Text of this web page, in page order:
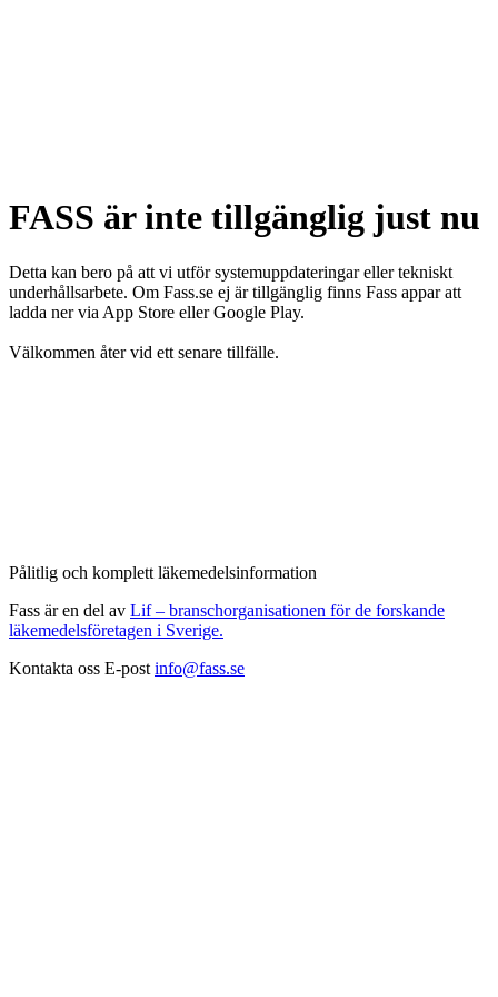
FASS är inte tillgänglig just nu
Detta kan bero på att vi utför systemuppdateringar eller tekniskt
underhållsarbete. Om Fass.se ej är tillgänglig finns Fass appar att
ladda ner via App Store eller Google Play.
Välkommen åter vid ett senare tillfälle.
Pålitlig och komplett läkemedelsinformation
Fass är en del av Lif – branschorganisationen för de forskande
läkemedelsföretagen i Sverige.
Kontakta oss E-post info@fass.se